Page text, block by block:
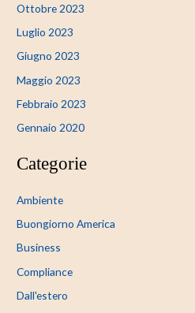
Ottobre 2023
Luglio 2023
Giugno 2023
Maggio 2023
Febbraio 2023
Gennaio 2020
Categorie
Ambiente
Buongiorno America
Business
Compliance
Dall'estero